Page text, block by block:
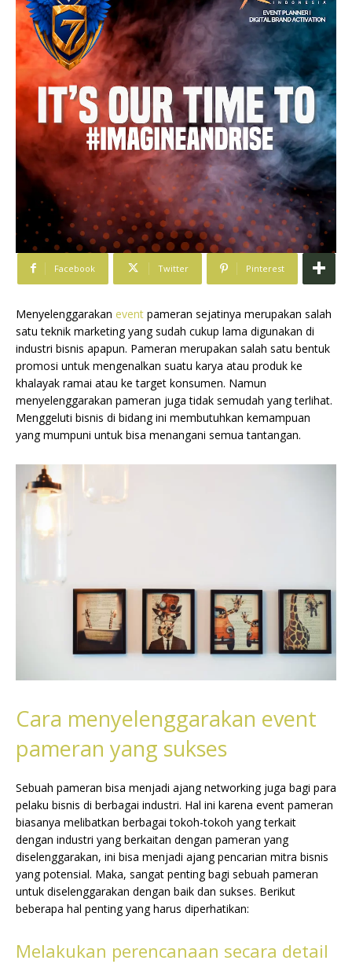
Facebook Twitter Pinterest
Menyelenggarakan event pameran sejatinya merupakan salah
satu teknik marketing yang sudah cukup lama digunakan di
industri bisnis apapun. Pameran merupakan salah satu bentuk
promosi untuk mengenalkan suatu karya atau produk ke
khalayak ramai atau ke target konsumen. Namun
menyelenggarakan pameran juga tidak semudah yang terlihat.
Menggeluti bisnis di bidang ini membutuhkan kemampuan
yang mumpuni untuk bisa menangani semua tantangan.
Cara menyelenggarakan event
pameran yang sukses
Sebuah pameran bisa menjadi ajang networking juga bagi para
pelaku bisnis di berbagai industri. Hal ini karena event pameran
biasanya melibatkan berbagai tokoh-tokoh yang terkait
dengan industri yang berkaitan dengan pameran yang
diselenggarakan, ini bisa menjadi ajang pencarian mitra bisnis
yang potensial. Maka, sangat penting bagi sebuah pameran
untuk diselenggarakan dengan baik dan sukses. Berikut
beberapa hal penting yang harus diperhatikan:
Melakukan perencanaan secara detail